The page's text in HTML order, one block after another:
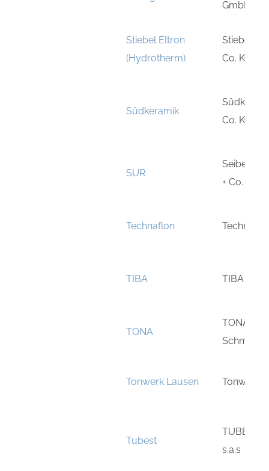
GmbH
Stiebel Eltron
(Hydrotherm)
Stiebel
Co. KG
Südkeramik
Co. KG
SUR
Seibel
+ Co. KG
Technaflon
TIBA TIBA AG
TONA
TONA
Schmitz
Tonwerk Lausen Tonwerk
Tubest
TUBEST
s.a.s